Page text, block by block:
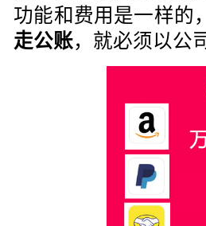
功能和费用是一样的
走公账，就必须以公